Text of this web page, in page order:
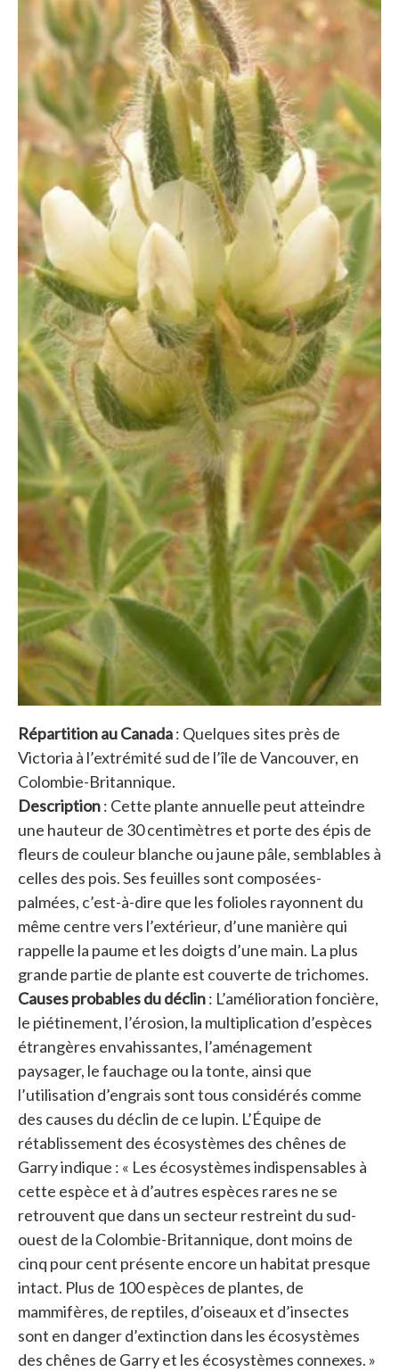
Répartition au Canada: Quelques sites près de
Victoria à l’extrémité sud de l’île de Vancouver, en
Colombie-Britannique.
Description: Cette plante annuelle peut atteindre
une hauteur de 30 centimètres et porte des épis de
fleurs de couleur blanche ou jaune pâle, semblables à
celles des pois. Ses feuilles sont composées-
palmées, c’est-à-dire que les folioles rayonnent du
même centre vers l’extérieur, d’une manière qui
rappelle la paume et les doigts d’une main. La plus
grande partie de plante est couverte de trichomes.
Causes probables du déclin: L’amélioration foncière,
le piétinement, l’érosion, la multiplication d’espèces
étrangères envahissantes, l’aménagement
paysager, le fauchage ou la tonte, ainsi que
l’utilisation d’engrais sont tous considérés comme
des causes du déclin de ce lupin. L’Équipe de
rétablissement des écosystèmes des chênes de
Garry indique : « Les écosystèmes indispensables à
cette espèce et à d’autres espèces rares ne se
retrouvent que dans un secteur restreint du sud-
ouest de la Colombie-Britannique, dont moins de
cinq pour cent présente encore un habitat presque
intact. Plus de 100 espèces de plantes, de
mammifères, de reptiles, d’oiseaux et d’insectes
sont en danger d’extinction dans les écosystèmes
des chênes de Garry et les écosystèmes connexes. »